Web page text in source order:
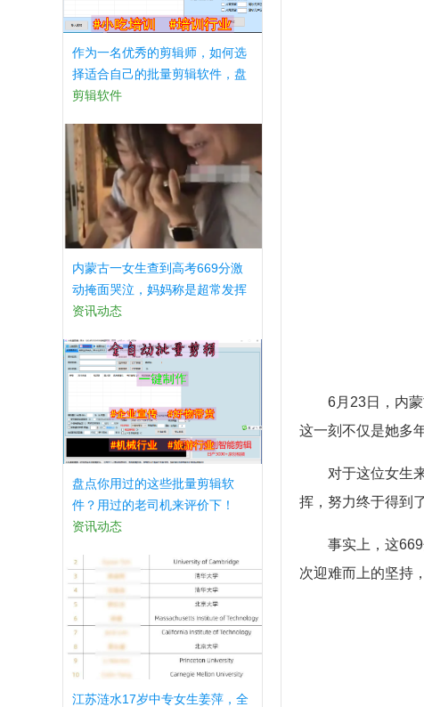
作为一名优秀的剪辑师，如何选
择适合自己的批量剪辑软件，盘
点以下几款软件！
剪辑软件
内蒙古一女生查到高考669分激
动掩面哭泣，妈妈称是超常发挥
资讯动态
盘点你用过的这些批量剪辑软
件？用过的老司机来评价下！
资讯动态
江苏涟水17岁中专女生姜萍，全
6月23日，内
这一刻不仅是她多
对于这位女生
挥，努力终于得到
事实上，这
次迎难而上的坚持